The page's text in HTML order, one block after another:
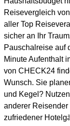
Reisevergleich
aller Top
sicher an Ihr
Pauschalreise auf
Minute Aufenthalt
von CHECK24
Wunsch. Sie
und Kegel?
anderer
zufriedener